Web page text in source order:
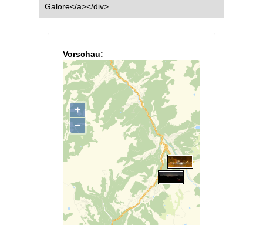
Galore</a></div>
Vorschau: